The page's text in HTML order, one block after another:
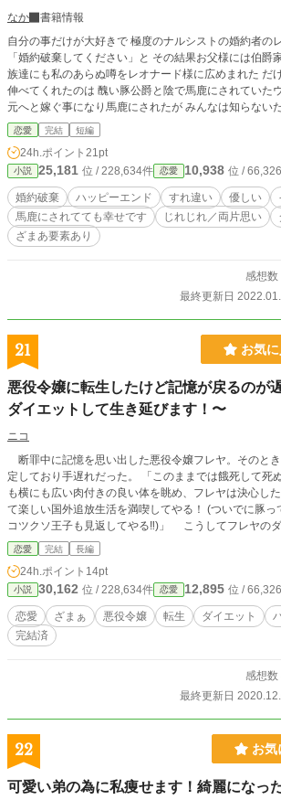
なか
書籍情報
自分の事だけが大好きで 極度のナルシストの婚約者の
「婚約破棄してください」と その結果お父様には伯爵家を勘当され 更には他貴
族達にも私のあらぬ噂をレオナード様に広めまれた だけど、唯一 私に手を差し
伸べてくれたのは 醜い豚公爵と陰で馬鹿にされていたウィリアム様だけだ 彼の
元へと嫁ぐ事になり馬鹿にされたが
恋愛 完結 短編
24h.ポイント 21pt
小説 25,181 位 / 228,634件 恋愛 10,938 位 /
婚約破棄 ハッピーエンド すれ違い 優しい
馬鹿にされてても幸せです
じれじれ／両片思い
ざまあ要素あり
感想数
最終更新日
21 お気
悪役令嬢に転生したけど記憶が戻るのが
ダイエットして生き延びます！〜
ニコ
断罪中に記憶を思い出した悪役令嬢フレヤ。そのと
定しており手遅れだった。 「このままでは餓死して死ぬ……！」 自身の縦に
も横にも広い肉付きの良い体を眺め、フレヤは決心した。 「痩せて綺麗に
て楽しい国外追放生活を満喫してやる！ (ついでに豚っ
コツクソ王子も見返してやる‼︎)」 こうしてフレヤのダイエット企画は始まっ
たのだった…… ※注.フレヤは時々口が悪いです。
恋愛 完結 長編
24h.ポイント 14pt
小説 30,162 位 / 228,634件 恋愛 12,895 位 /
恋愛 ざまぁ 悪役令嬢 転生 ダイエット
完結済
感想数
最終更新日
22 お気
可愛い弟の為に私痩せます！綺麗になっ